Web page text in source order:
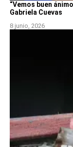
“Vemos buen
Gabriela Cuevas
8 junio, 2026